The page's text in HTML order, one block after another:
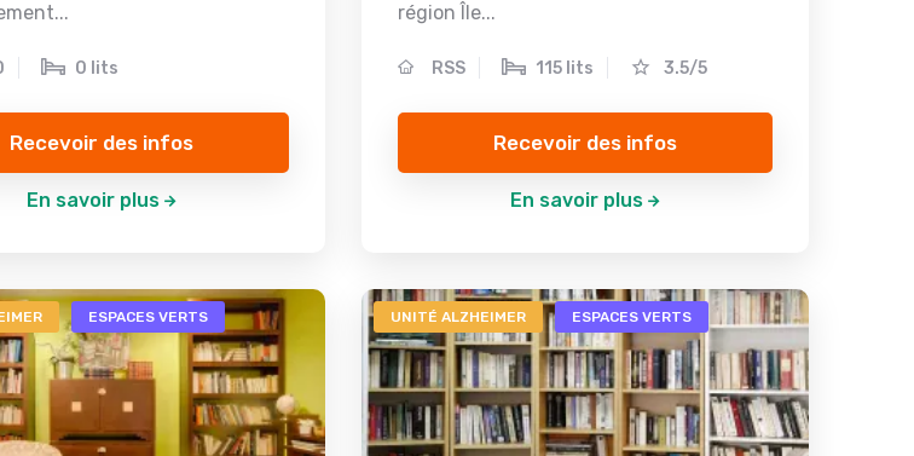
0 lits
Recevoir des infos
En savoir plus
région Île...
RSS 115 lits 3.5/5
Recevoir des infos
En savoir plus
ESPACES VERTS UNITÉ ALZHEIMER ESPACES VERTS